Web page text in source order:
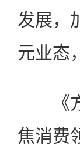
发展，
元业态
《方
焦消费